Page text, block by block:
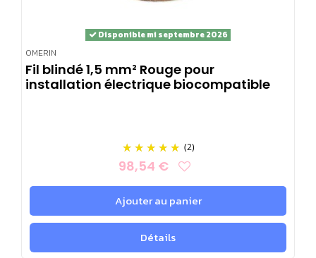
OMERIN
Disponible mi septembre 2026
Fil blindé 1,5 mm² Rouge pour
installation électrique biocompatible
(2)
98,54 €
Ajouter au panier
Détails